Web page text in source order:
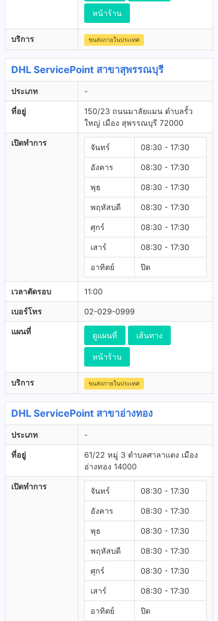
หน้าร้าน
บริการ ขนส่งภายในประเทศ
DHL ServicePoint สาขาสุพรรณบุรี
ประเภท -
ที่อยู่
150/23 ถนนมาลัยแมน ตำบลรั้ว
ใหญ่ เมือง สุพรรณบุรี 72000
เปิดทำการ จันทร์ 08:30 - 17:30
อังคาร 08:30 - 17:30
พุธ 08:30 - 17:30
พฤหัสบดี 08:30 - 17:30
ศุกร์ 08:30 - 17:30
เสาร์ 08:30 - 17:30
อาทิตย์ ปิด
เวลาตัดรอบ 11:00
เบอร์โทร 02-029-0999
แผนที่ ดูแผนที่ เส้นทาง
หน้าร้าน
บริการ ขนส่งภายในประเทศ
DHL ServicePoint สาขาอ่างทอง
ประเภท -
ที่อยู่
61/22 หมู่ 3 ตำบลศาลาแดง เมือง
อ่างทอง 14000
เปิดทำการ จันทร์ 08:30 - 17:30
อังคาร 08:30 - 17:30
พุธ 08:30 - 17:30
พฤหัสบดี 08:30 - 17:30
ศุกร์ 08:30 - 17:30
เสาร์ 08:30 - 17:30
อาทิตย์ ปิด